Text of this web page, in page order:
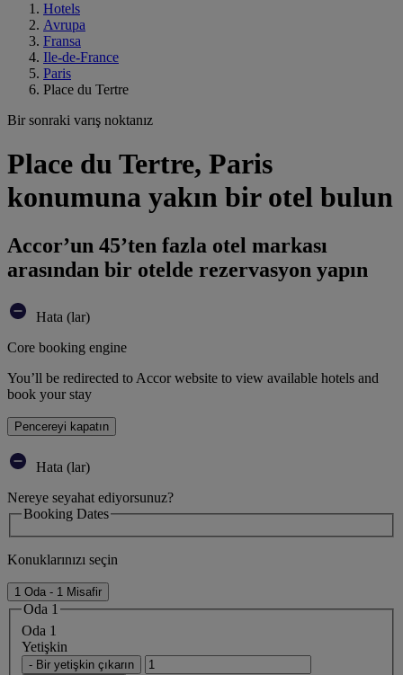
Hotels
Avrupa
Fransa
Ile-de-France
Paris
Place du Tertre
Bir sonraki varış noktanız
Place du Tertre, Paris
konumuna yakın bir otel bulun
Accor’un 45’ten fazla otel markası
arasından bir otelde rezervasyon yapın
Hata (lar)
Core booking engine
You’ll be redirected to Accor website to view available hotels and
book your stay
Pencereyi kapatın
Hata (lar)
Nereye seyahat ediyorsunuz?
Booking Dates
Konuklarınızı seçin
1 Oda - 1 Misafir
Oda 1
Oda 1
Yetişkin
- Bir yetişkin çıkarın